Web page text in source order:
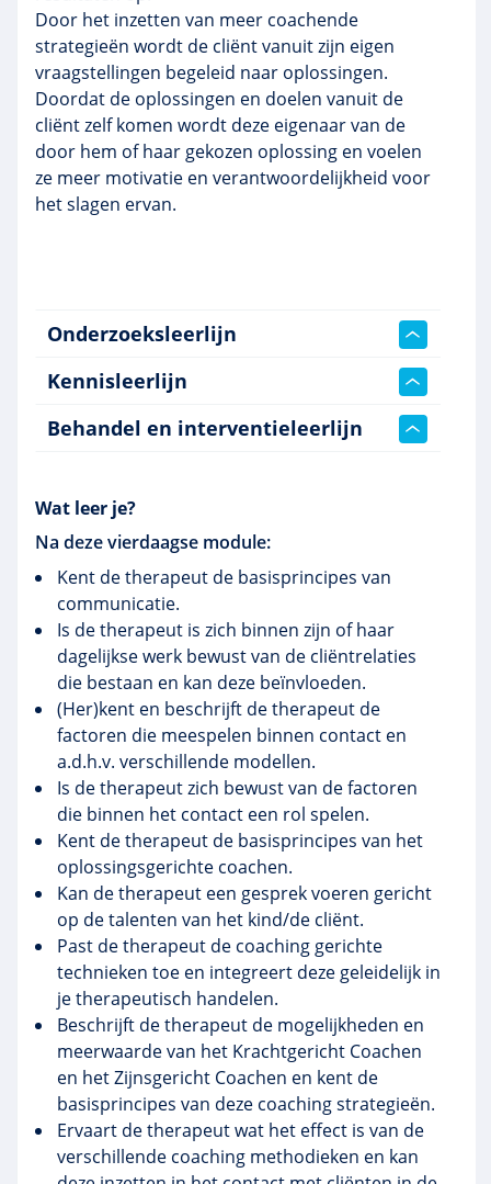
Door het inzetten van meer coachende
strategieën wordt de cliënt vanuit zijn eigen
vraagstellingen begeleid naar oplossingen.
Doordat de oplossingen en doelen vanuit de
cliënt zelf komen wordt deze eigenaar van de
door hem of haar gekozen oplossing en voelen
ze meer motivatie en verantwoordelijkheid voor
het slagen ervan.
Onderzoeksleerlijn
Kennisleerlijn
Behandel en interventieleerlijn
Wat leer je?
Na deze vierdaagse module:
Kent de therapeut de basisprincipes van
communicatie.
Is de therapeut is zich binnen zijn of haar
dagelijkse werk bewust van de cliëntrelaties
die bestaan en kan deze beïnvloeden.
(Her)kent en beschrijft de therapeut de
factoren die meespelen binnen contact en
a.d.h.v. verschillende modellen.
Is de therapeut zich bewust van de factoren
die binnen het contact een rol spelen.
Kent de therapeut de basisprincipes van het
oplossingsgerichte coachen.
Kan de therapeut een gesprek voeren gericht
op de talenten van het kind/de cliënt.
Past de therapeut de coaching gerichte
technieken toe en integreert deze geleidelijk in
je therapeutisch handelen.
Beschrijft de therapeut de mogelijkheden en
meerwaarde van het Krachtgericht Coachen
en het Zijnsgericht Coachen en kent de
basisprincipes van deze coaching strategieën.
Ervaart de therapeut wat het effect is van de
verschillende coaching methodieken en kan